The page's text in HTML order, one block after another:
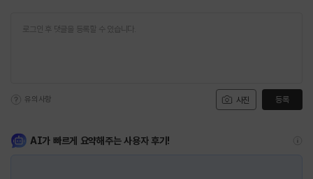
사진
유의사항 등록
AI가 빠르게 요약해주는 사용자 후기!